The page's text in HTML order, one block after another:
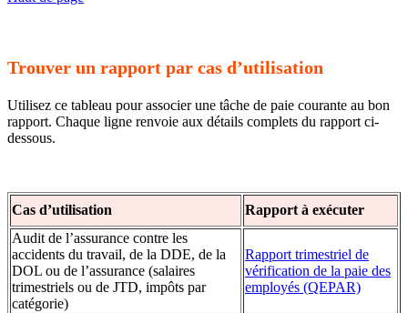
Trouver un rapport par cas d’utilisation
Utilisez ce tableau pour associer une tâche de paie courante au bon
rapport. Chaque ligne renvoie aux détails complets du rapport ci-
dessous.
Cas d’utilisation
Rapport à exécuter
Audit de l’assurance contre les
accidents du travail, de la DDE, de la
DOL ou de l’assurance (salaires
trimestriels ou de JTD, impôts par
catégorie)
Rapport trimestriel de
vérification de la paie des
employés (QEPAR)